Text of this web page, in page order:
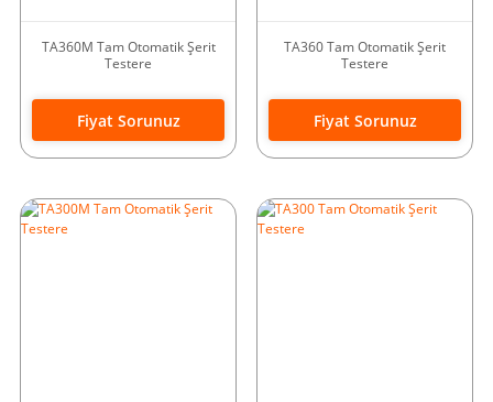
TA360M Tam Otomatik Şerit
Testere
Fiyat Sorunuz
TA360 Tam Otomatik Şerit
Testere
Fiyat Sorunuz